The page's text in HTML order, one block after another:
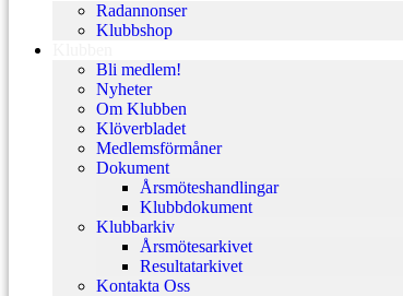
Radannonser
Klubbshop
Bli medlem!
Nyheter
Om Klubben
Klöverbladet
Medlemsförmåner
Dokument
Årsmöteshandlingar
Klubbdokument
Klubbarkiv
Årsmötesarkivet
Resultatarkivet
Kontakta Oss